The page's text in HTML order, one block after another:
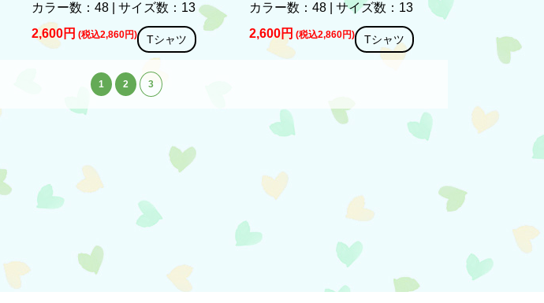
カラー数：48 | サイズ数：13
Tシャツ
2,600円 (税込2,860円)
カラー数：48 | サイズ数：13
Tシャツ
2,600円 (税込2,860円)
1 2 3